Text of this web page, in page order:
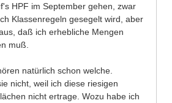
HPF im September gehen, zwar
Klassenregeln gesegelt wird, aber
daß ich erhebliche Mengen
muß.
natürlich schon welche.
nicht, weil ich diese riesigen
nicht ertrage. Wozu habe ich